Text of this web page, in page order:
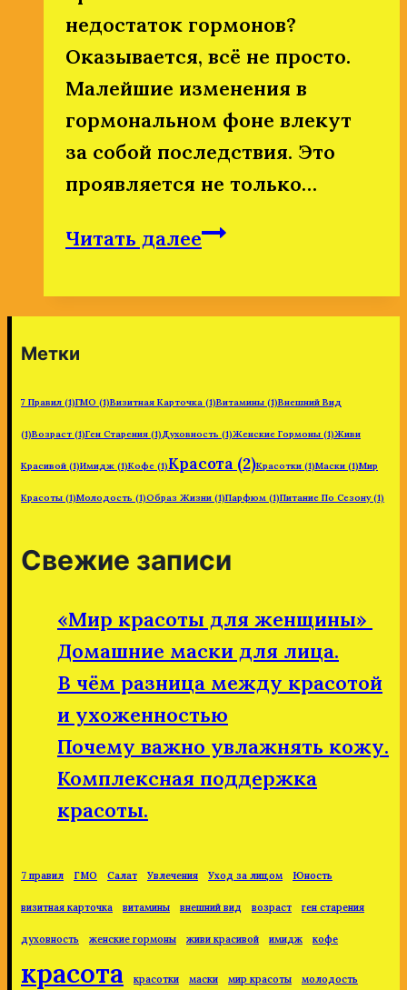
недостаток гормонов?
Оказывается, всё не просто.
Малейшие изменения в
гормональном фоне влекут
за собой последствия. Это
проявляется не только…
Читать далееВсё
женских
Метки
7 Правил (1)ГМО (1)Визитная Карточка (1)Витамины (1)Внешний Вид
(1)Возраст (1)Ген Старения (1)Духовность (1)Женские Гормоны (1)Живи
Красивой (1)Имидж (1)Кофе (1)Красота (2)Красотки (1)Маски (1)Мир
Красоты (1)Молодость (1)Образ Жизни (1)Парфюм (1)Питание По Сезону(1)
Свежие записи
«Мир красоты для женщины»
Домашние маски для лица.
В чём разница между красотой
и ухоженностью
Почему важно увлажнять кожу.
Комплексная поддержка
красоты.
7 правил ГМО Салат Увлечения Уход за лицом Юность
визитная карточка витамины внешний вид возраст ген старения
духовность женские гормоны живи красивой имидж кофе
красота красотки маски мир красоты молодость